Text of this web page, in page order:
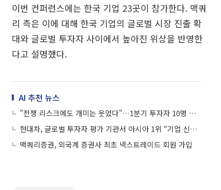
이번 컨퍼런스에는 한국 기업 23곳이 참가한다. 맥쿼
리 측은 이에 대해 한국 기업의 글로벌 시장 진출 확
대와 글로벌 투자자 사이에서 높아진 위상을 반영한
다고 설명했다.
AI 추천 뉴스
"전쟁 리스크에도 개미는 웃었다"…1분기 투자자 10명 중 8명 수익 실현
현대차, 글로벌 투자자 평가 기관서 아시아 1위 “기업 신뢰성 높일 것”
맥쿼리증권, 외국계 증권사 최초 넥스트레이드 회원 가입